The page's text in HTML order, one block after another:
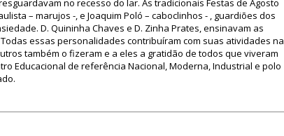
no recesso do lar. As tradicionais Festas de Agosto
– marujos -, e Joaquim Poló – caboclinhos - , guardiões dos
D. Quininha Chaves e D. Zinha Prates, ensinavam as
essas personalidades contribuíram com suas atividades na
também o fizeram e a eles a gratidão de todos que viveram
Educacional de referência Nacional, Moderna, Industrial e polo